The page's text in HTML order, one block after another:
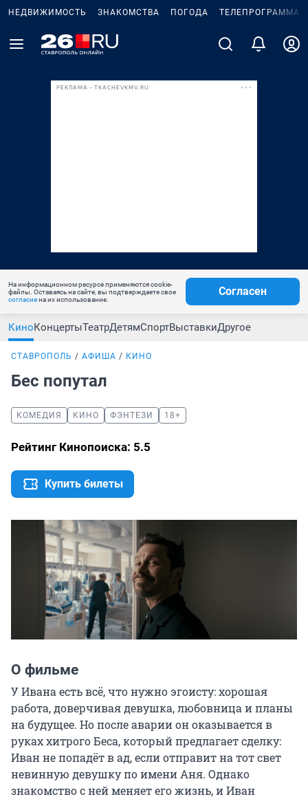
НЕДВИЖИМОСТЬ ЗНАКОМСТВА ПОГОДА ТЕЛЕПРОГРАММА
РЕКЛАМА • TKACHEVKMV.RU
На информационном ресурсе применяются cookie-
файлы. Оставаясь на сайте, вы подтверждаете свое
согласиена их использование.
Согласен
КиноКонцертыТеатрДетямСпортВыставкиДругое
СТАВРОПОЛЬ АФИША КИНО
Бес попутал
КОМЕДИЯ КИНО ФЭНТЕЗИ 18+
Рейтинг Кинопоиска: 5.5
Купить билеты
О фильме
У Ивана есть всё, что нужно эгоисту: хорошая
работа, доверчивая девушка, любовница и планы
на будущее. Но после аварии он оказывается в
руках хитрого Беса, который предлагает сделку:
Иван не попадёт в ад, если отправит на тот свет
невинную девушку по имени Аня. Однако
знакомство с ней меняет его жизнь, и Иван